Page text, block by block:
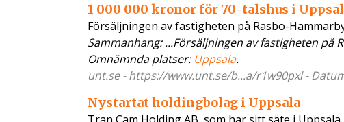
1 000 000 kronor för 70-talshus i
Försäljningen av fastigheten på Rasbo-
Sammanhang: ...Försäljningen av fastigheten på
Omnämnda platser: Uppsala.
unt.se - https://www.unt.se/b...a/r1w90pxl -
Nystartat holdingbolag i Uppsala
Tran Cam Holding AB, som har sitt säte i